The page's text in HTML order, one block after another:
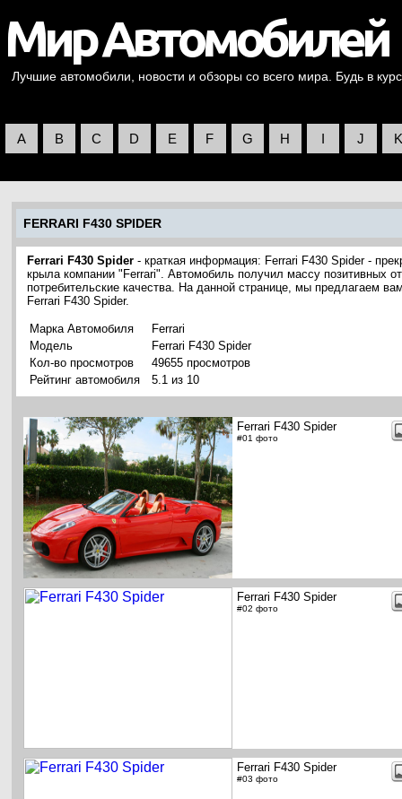
Лучшие автомобили, новости и обзоры со всего мира. Будь в
A B C D E F G H I J K
FERRARI F430 SPIDER
Ferrari F430 Spider - краткая информация: Ferrari F430 Spider -
крыла компании "Ferrari". Автомобиль получил массу позитивных
потребительские качества. На данной странице, мы предлагаем
Ferrari F430 Spider.
Марка Автомобиля
Ferrari
Модель
Ferrari F430 Spider
Кол-во просмотров
49655 просмотров
Рейтинг автомобиля
5.1 из 10
Ferrari F430 Spider
#01 фото
Ferrari F430 Spider
#02 фото
Ferrari F430 Spider
#03 фото